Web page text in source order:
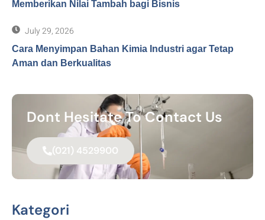
Memberikan Nilai Tambah bagi Bisnis
July 29, 2026
Cara Menyimpan Bahan Kimia Industri agar Tetap
Aman dan Berkualitas
Dont Hesitate To Contact Us
(021) 4529900
Kategori